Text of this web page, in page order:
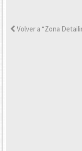
Volver a “Zona